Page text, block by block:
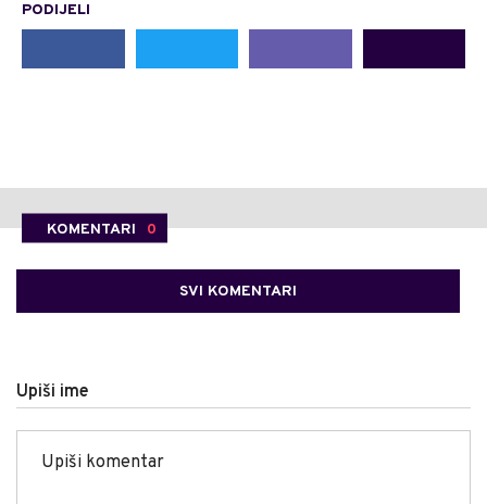
PODIJELI
KOMENTARI 0
SVI KOMENTARI
Upiši ime